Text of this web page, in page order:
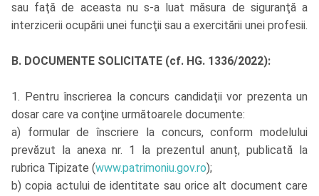
sau faţă de aceasta nu s-a luat măsura de siguranţă a
interzicerii ocupării unei funcţii sau a exercitării unei profesii.
B. DOCUMENTE SOLICITATE (cf. HG. 1336/2022):
1. Pentru înscrierea la concurs candidaţii vor prezenta un
dosar care va conţine următoarele documente:
a) formular de înscriere la concurs, conform modelului
prevăzut la anexa nr. 1 la prezentul anunț, publicată la
rubrica Tipizate (www.patrimoniu.gov.ro);
b) copia actului de identitate sau orice alt document care